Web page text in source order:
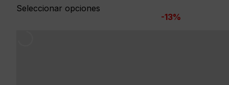
Seleccionar opciones
era:
es:
-13%